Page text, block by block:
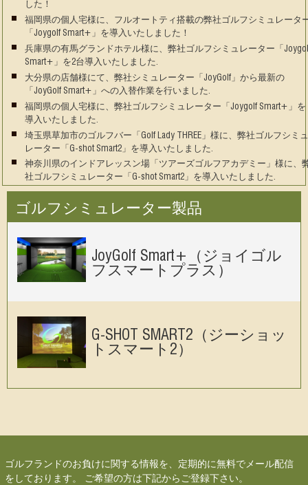
した！
福岡県の個人宅様に、フルオートティ搭載の弊社ゴルフシミュレータ
「Joygolf Smart+」を導入いたしました！
兵庫県の有馬グランドホテル様に、弊社ゴルフシミュレーター「
Smart+」を2台導入いたしました.
大分県の店舗様にて、弊社シミュレーター「JoyGolf」から最新の
「JoyGolf Smart+」への入替作業を行いました.
福岡県の個人宅様に、弊社ゴルフシミュレーター「Joygolf Smart+」を
導入いたしました.
埼玉県草加市のゴルフバー「Golf Lady THREE」様に、弊社ゴルフシミ
レーター「G-shot Smart2」を導入いたしました.
神奈川県のインドアレッスン場「ツアーズゴルフアカデミー」様に、
社ゴルフシミュレーター「G-shot Smart2」を導入いたしました.
ゴルフシミュレーター製品
JoyGolf Smart+（ジョイゴル
フスマートプラス）
G-SHOT SMART2（ジーショッ
トスマート2）
ゴルフランドのお負けに関する情報を、定期的に無料でメール配信
をしております。 ご希望の方は下記からご登録下さい。